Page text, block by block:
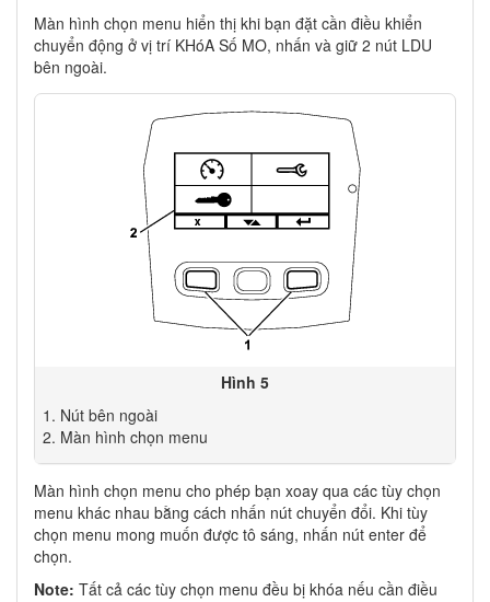
Màn hình chọn menu hiển thị khi bạn đặt cần điều khiển
chuyển động ở vị trí KHóA Số MO, nhấn và giữ 2 nút LDU
bên ngoài.
Hình 5
Nút bên ngoài
Màn hình chọn menu
Màn hình chọn menu cho phép bạn xoay qua các tùy chọn
menu khác nhau bằng cách nhấn nút chuyển đổi. Khi tùy
chọn menu mong muốn được tô sáng, nhấn nút enter để
chọn.
Note: Tất cả các tùy chọn menu đều bị khóa nếu cần điều